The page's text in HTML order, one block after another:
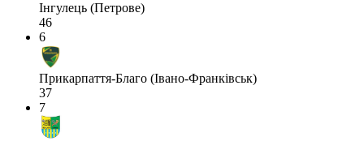
Інгулець (Петрове)
46
6
Прикарпаття-Благо (Івано-Франківськ)
37
7